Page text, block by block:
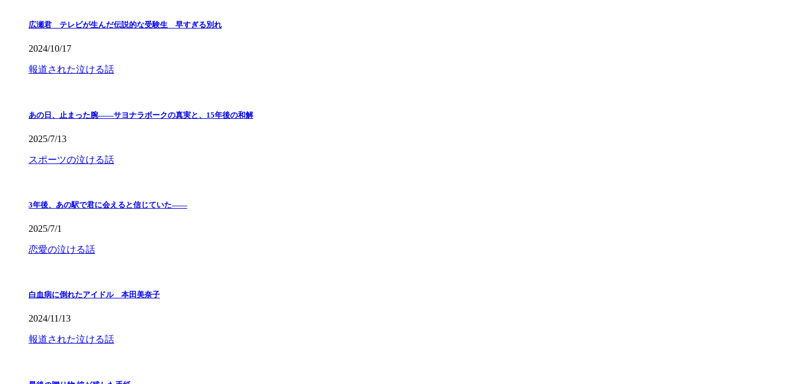
広瀬君 テレビが生んだ伝説的な受験生 早すぎる別れ
2024/10/17
報道された泣ける話
あの日、止まった腕――サヨナラボークの真実と、15年後の和解
2025/7/13
スポーツの泣ける話
3年後、あの駅で君に会えると信じていた——
2025/7/1
恋愛の泣ける話
白血病に倒れたアイドル 本田美奈子
2024/11/13
報道された泣ける話